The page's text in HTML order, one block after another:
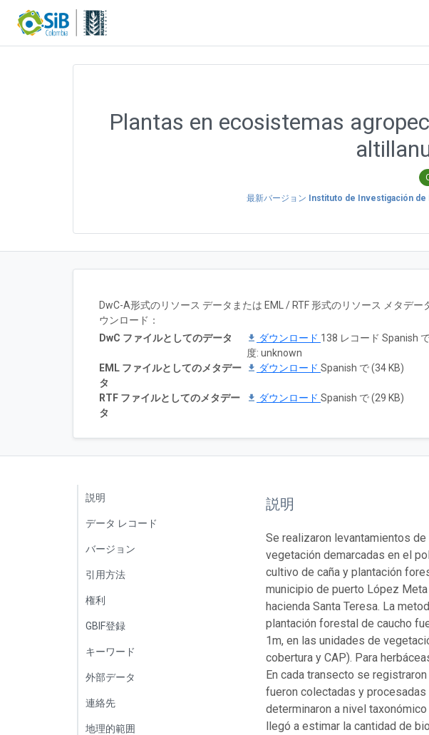
Plantas en ecosistemas
最新バージョン Instituto de Investigación
DwC-A形式のリソース データまたは EML / RTF 形式のリソース メタデ
ウンロード：
DwC ファイルとしてのデータ
ダウンロード 138 レコード Spanish
度: unknown
EML ファイルとしてのメタデー
タ
ダウンロード Spanish で (34 KB)
RTF ファイルとしてのメタデー
タ
ダウンロード Spanish で (29 KB)
説明
データ レコード
バージョン
引用方法
権利
GBIF登録
キーワード
外部データ
連絡先
地理的範囲
説明
Se realizaron levantamientos
vegetación demarcadas en el
cultivo de caña y plantación
municipio de puerto López
hacienda Santa Teresa. La
plantación forestal de caucho
1m, en las unidades de
cobertura y CAP). Para
En cada transecto se
fueron colectadas y
determinaron a nivel
llegó a estimar la cantidad de